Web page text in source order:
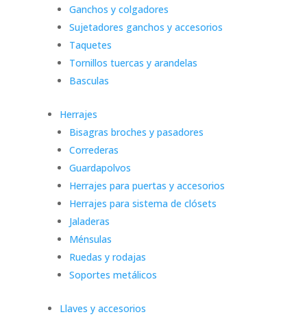
Ganchos y colgadores
Sujetadores ganchos y accesorios
Taquetes
Tornillos tuercas y arandelas
Basculas
Herrajes
Bisagras broches y pasadores
Correderas
Guardapolvos
Herrajes para puertas y accesorios
Herrajes para sistema de clósets
Jaladeras
Ménsulas
Ruedas y rodajas
Soportes metálicos
Llaves y accesorios